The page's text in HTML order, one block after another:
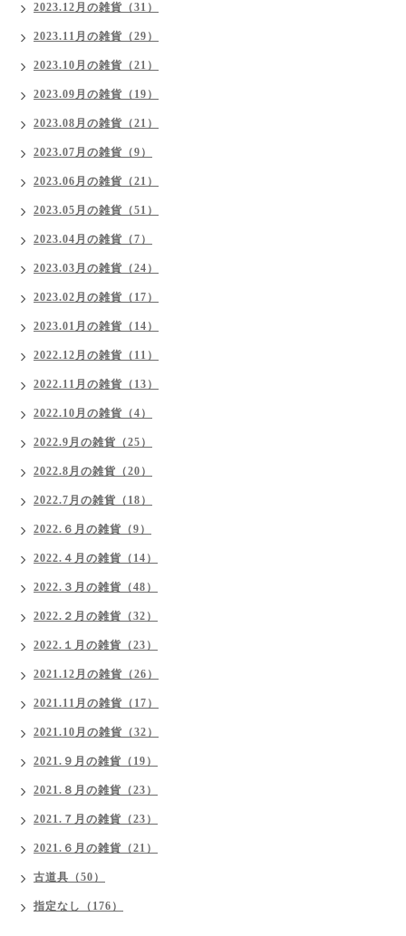
2023.12月の雑貨（31）
2023.11月の雑貨（29）
2023.10月の雑貨（21）
2023.09月の雑貨（19）
2023.08月の雑貨（21）
2023.07月の雑貨（9）
2023.06月の雑貨（21）
2023.05月の雑貨（51）
2023.04月の雑貨（7）
2023.03月の雑貨（24）
2023.02月の雑貨（17）
2023.01月の雑貨（14）
2022.12月の雑貨（11）
2022.11月の雑貨（13）
2022.10月の雑貨（4）
2022.9月の雑貨（25）
2022.8月の雑貨（20）
2022.7月の雑貨（18）
2022.６月の雑貨（9）
2022.４月の雑貨（14）
2022.３月の雑貨（48）
2022.２月の雑貨（32）
2022.１月の雑貨（23）
2021.12月の雑貨（26）
2021.11月の雑貨（17）
2021.10月の雑貨（32）
2021.９月の雑貨（19）
2021.８月の雑貨（23）
2021.７月の雑貨（23）
2021.６月の雑貨（21）
古道具（50）
指定なし（176）